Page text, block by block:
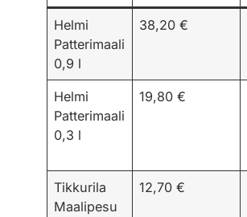
Helmi
Patterimaali
0,9 l
38,20 €
Helmi
Patterimaali
0,3 l
19,80 €
Tikkurila
Maalipesu
12,70 €